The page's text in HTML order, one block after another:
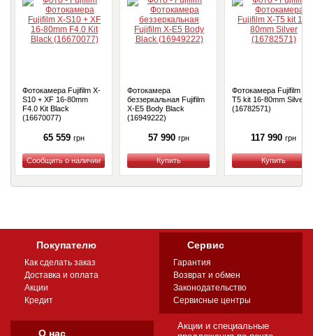
Фотокамера Fujifilm X-
S10 + XF 16-80mm
F4.0 Kit Black
(16670077)
65 559 грн
Купить
Фотокамера
беззеркальная Fujifilm
X-E5 Body Black
(16949222)
57 990 грн
Купить
Фотокамера Fujifilm X-
T5 kit 16-80mm Silver
(16782571)
117 990 грн
Купить
Покупателю
Как сделать заказ
Доставка и оплата
Акции
Кредит
Сервис
Гарантия
Возврат и обмен
Законодательство
Сервисные центры
О нас
Акции и специальные